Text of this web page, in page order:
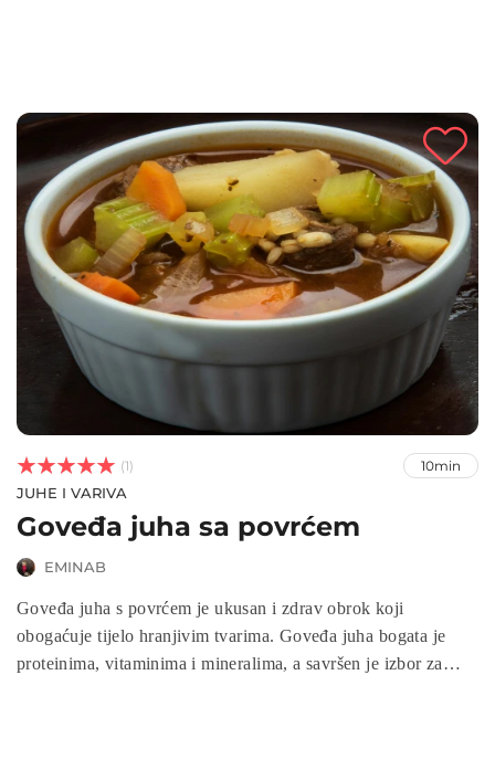


 (1) 10min
JUHE I VARIVA
Goveđa juha sa povrćem
EMINAB
Goveđa juha s povrćem je ukusan i zdrav obrok koji
obogaćuje tijelo hranjivim tvarima. Goveđa juha bogata je
proteinima, vitaminima i mineralima, a savršen je izbor za